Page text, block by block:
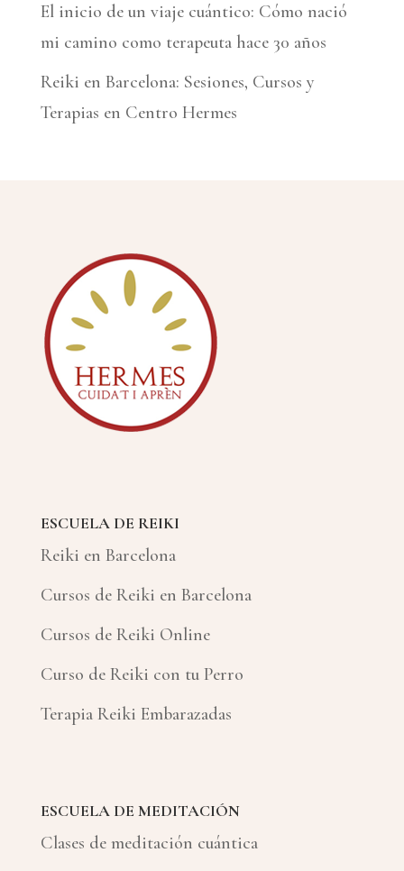
El inicio de un viaje cuántico: Cómo nació
mi camino como terapeuta hace 30 años
Reiki en Barcelona: Sesiones, Cursos y
Terapias en Centro Hermes
ESCUELA DE REIKI
Reiki en Barcelona
Cursos de Reiki en Barcelona
Cursos de Reiki Online
Curso de Reiki con tu Perro
Terapia Reiki Embarazadas
ESCUELA DE MEDITACIÓN
Clases de meditación cuántica